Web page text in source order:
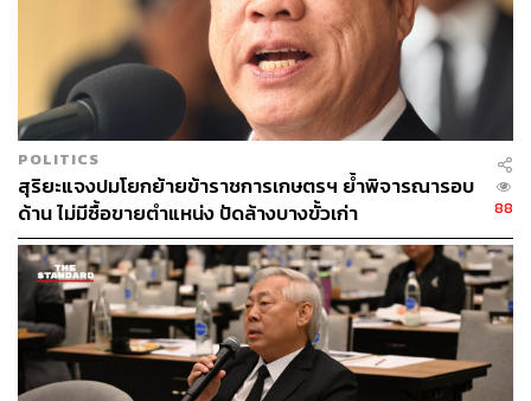
การศึกษาระดับมัธยมปลายอย่างมาก” พล.อ. ประยุทธ์ระบุ
ซึ่งถ้าหากจะคำนวณต้นทุนในการศึกษาจนสำเร็จระดับ
ปริญญาตรีโดยเฉลี่ยแล้วจะอยู่ที่ประมาณ 8,200 ล้านบาท
หรือคิดเป็น 410,000 บาทต่อคน แต่ได้ผลตอบแทนเชิง
เศรษฐกิจมากกว่า 7 เท่า ซึ่งนับว่าสูงมาก เทียบเคียงได้กับการ
ลงทุนในโครงสร้างพื้นฐาน เช่น รถไฟฟ้า
“แต่ที่ผมเห็นว่าสำคัญกว่านั้นคือความคุ้มค่าในเชิงสังคม
เพราะนอกจากจะช่วยลดความเหลื่อมล้ำทางการศึกษา ขจัด
มรดกความยากจนข้ามรุ่นแล้ว ยังเสริมสร้างสมรรถนะ
ทรัพยากรมนุษย์ของประเทศให้สูงขึ้น ตอบโจทย์การพัฒนา
ในอนาคตอีกด้วย นี่คือสิ่งที่ผมมุ่งมั่นผลักดันนโยบายต่างๆ มา
ตลอด ทั้งหมดก็เพื่ออนาคตที่ดีของลูกหลานของเราครับ”
POLITICS
สุริยะแจงปมโยกย้ายข้าราชการเกษตรฯ ย้ำพิจารณารอบ
ด้าน ไม่มีซื้อขายตำแหน่ง ปัดล้างบางขั้วเก่า
88